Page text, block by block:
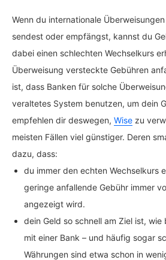
Wenn du internationale
sendest oder empfängst, kannst du
dabei einen schlechten Wechselkurs
Überweisung versteckte Gebühren
ist, dass Banken für solche
veraltetes System benutzen, um dein
empfehlen dir deswegen, Wise zu
meisten Fällen viel günstiger. Deren
dazu, dass:
du immer den echten Wechselkurs
geringe anfallende Gebühr immer
angezeigt wird.
dein Geld so schnell am Ziel ist, wie
mit einer Bank – und häufig sogar
Währungen sind etwa schon in